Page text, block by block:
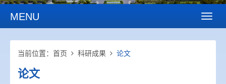
MENU
当前位置： 首页 科研成果 论文
论文